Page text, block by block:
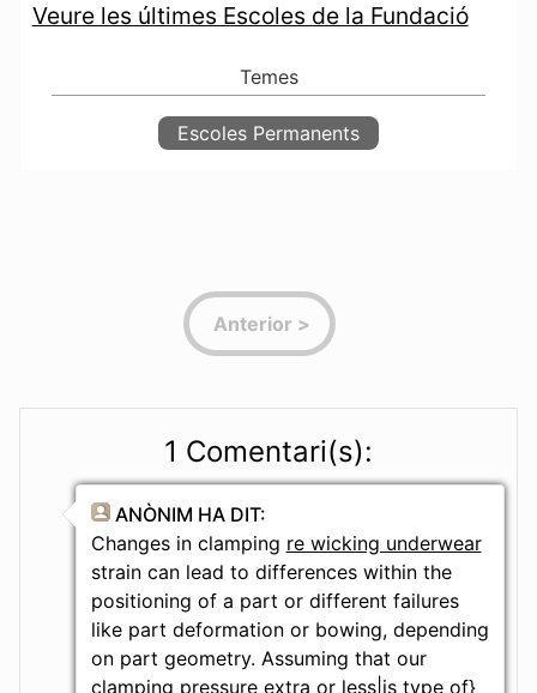
Veure les últimes Escoles de la Fundació
Escoles Permanents
1 Comentari(s):
ANÒNIM HA DIT:
Changes in clamping re wicking underwear
strain can lead to differences within the
positioning of a part or different failures
like part deformation or bowing, depending
on part geometry. Assuming that our
clamping pressure extra or less|is type of}